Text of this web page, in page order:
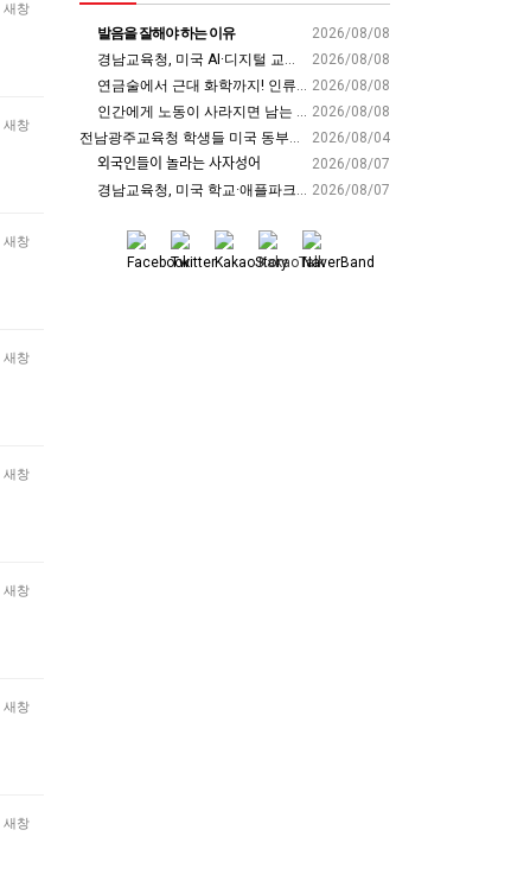
새창
새창
새창
새창
새창
새창
새창
새창
2026/08/08
발음을 잘해야 하는 이유
2026/08/08
경남교육청, 미국 AI·디지털 교육 현장서 ‘경남형 해법’ 찾는다 - 뉴스프리존
2026/08/08
연금술에서 근대 화학까지! 인류의 운명을 바꾼 위대한 발견 : 생각하는 청소년을 위한 과학 시리즈 2부(feat.박문호 박사)
2026/08/08
인간에게 노동이 사라지면 남는 가치
2026/08/04
전남광주교육청 학생들 미국 동부서 글로벌 리더십 체험 - 전남인터넷신문
2026/08/07
외국인들이 놀라는 사자성어
2026/08/07
경남교육청, 미국 학교·애플파크서 AI 교육 해법 찾는다 - 스트레이트뉴스